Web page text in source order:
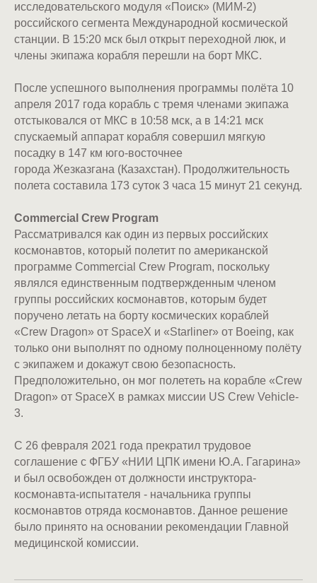
исследовательского модуля «Поиск» (МИМ-2)
российского сегмента Международной космической
станции. В 15:20 мск был открыт переходной люк, и
члены экипажа корабля перешли на борт МКС.
После успешного выполнения программы полёта 10
апреля 2017 года корабль с тремя членами экипажа
отстыковался от МКС в 10:58 мск, а в 14:21 мск
спускаемый аппарат корабля совершил мягкую
посадку в 147 км юго-восточнее
города Жезказгана (Казахстан). Продолжительность
полета составила 173 суток 3 часа 15 минут 21 секунд.
Commercial Crew Program
Рассматривался как один из первых российских
космонавтов, который полетит по американской
программе Commercial Crew Program, поскольку
являлся единственным подтвержденным членом
группы российских космонавтов, которым будет
поручено летать на борту космических кораблей
«Crew Dragon» от SpaceX и «Starliner» от Boeing, как
только они выполнят по одному полноценному полёту
с экипажем и докажут свою безопасность.
Предположительно, он мог полететь на корабле «Crew
Dragon» от SpaceX в рамках миссии US Crew Vehicle-
3.
С 26 февраля 2021 года прекратил трудовое
соглашение с ФГБУ «НИИ ЦПК имени Ю.А. Гагарина»
и был освобожден от должности инструктора-
космонавта-испытателя - начальника группы
космонавтов отряда космонавтов. Данное решение
было принято на основании рекомендации Главной
медицинской комиссии.